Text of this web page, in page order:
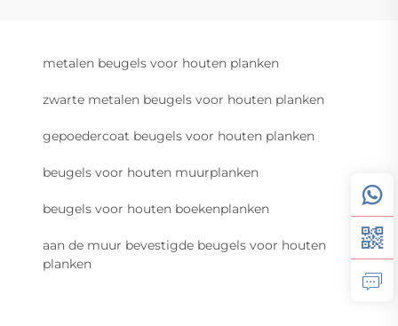
metalen beugels voor houten planken
zwarte metalen beugels voor houten planken
gepoedercoat beugels voor houten planken
beugels voor houten muurplanken
beugels voor houten boekenplanken
aan de muur bevestigde beugels voor houten
planken